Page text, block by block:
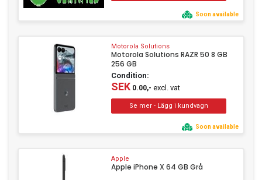
Soon available
Motorola Solutions
Motorola Solutions RAZR 50 8 GB
256 GB
Condition:
SEK0.00,- excl. vat
Soon available
Apple
Apple iPhone X 64 GB Grå